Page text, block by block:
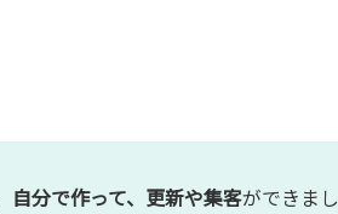
自分で作って、更新や集客ができまし